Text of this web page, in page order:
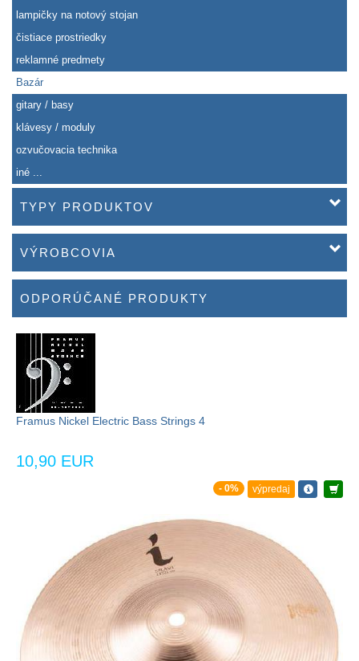
lampičky na notový stojan
čistiace prostriedky
reklamné predmety
Bazár
gitary / basy
klávesy / moduly
ozvučovacia technika
iné ...
TYPY PRODUKTOV
VÝROBCOVIA
ODPORÚČANÉ PRODUKTY
Framus Nickel Electric Bass Strings 4
10,90 EUR
- 0% výpredaj